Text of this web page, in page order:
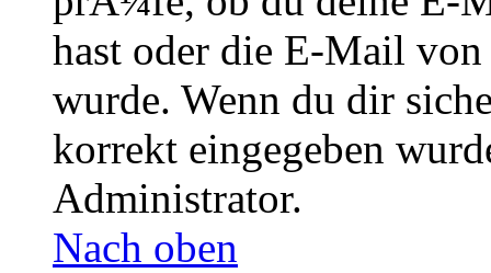
hast oder die E-Mail
wurde. Wenn du dir
korrekt eingegeben
Administrator.
Nach oben